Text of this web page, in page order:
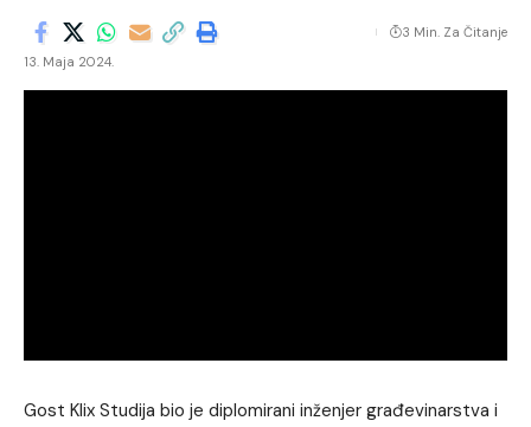
13. Maja 2024.
3 Min. Za Čitanje
Gost Klix Studija bio je diplomirani inženjer građevinarstva i